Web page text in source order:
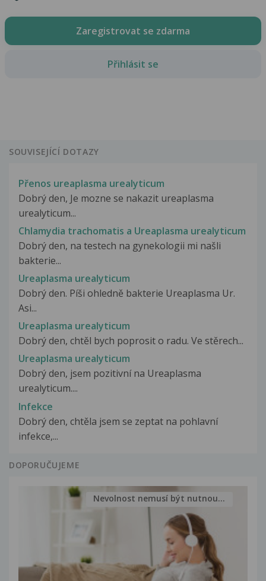
Zaregistrovat se zdarma
Přihlásit se
SOUVISEJÍCÍ DOTAZY
Přenos ureaplasma urealyticum
Dobrý den, Je mozne se nakazit ureaplasma
urealyticum...
Chlamydia trachomatis a Ureaplasma urealyticum
Dobrý den, na testech na gynekologii mi našli
bakterie...
Ureaplasma urealyticum
Dobrý den. Píši ohledně bakterie Ureaplasma Ur.
Asi...
Ureaplasma urealyticum
Dobrý den, chtěl bych poprosit o radu. Ve stěrech...
Ureaplasma urealyticum
Dobrý den, jsem pozitivní na Ureaplasma
urealyticum....
Infekce
Dobrý den, chtěla jsem se zeptat na pohlavní
infekce,...
DOPORUČUJEME
Nevolnost nemusí být nutnou...